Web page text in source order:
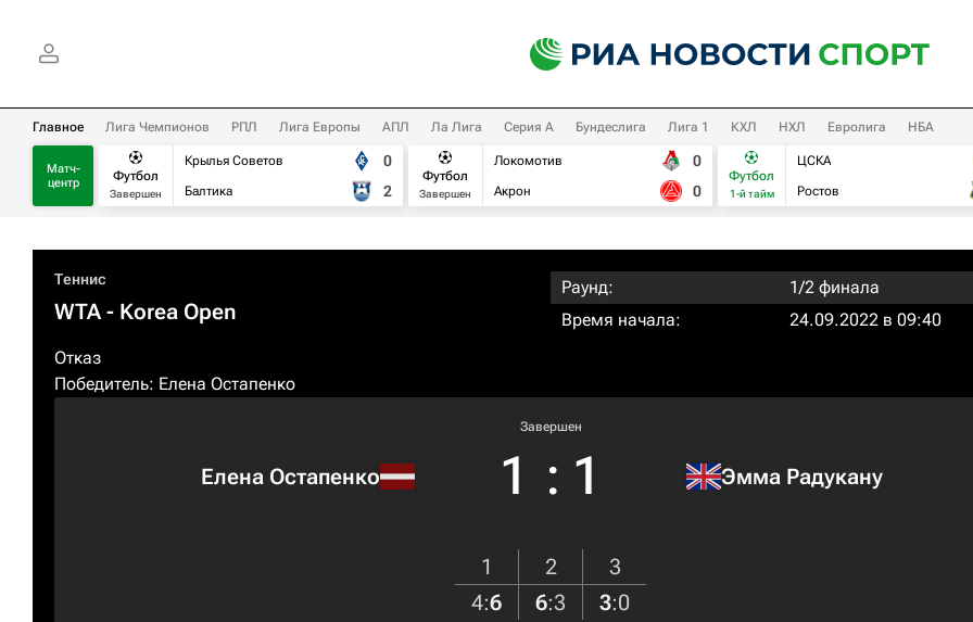
Главное Лига Чемпионов РПЛ Лига Европы АПЛ Ла Лига Серия А Бундеслига Лига 1 КХЛ НХЛ Евролига НБА
Матч-
центр
Футбол
Завершен
Крылья Советов
Балтика
0
2
Футбол
Завершен
Локомотив
Акрон
0
0
Футбол
1-й тайм
ЦСКА
Ростов
Теннис
WTA- Korea Open
Отказ
Победитель: Елена Остапенко
Раунд:
1/2 финала
Время начала:
24.09.2022 в 09:40
Елена Остапенко
Завершен
1 : 1 Эмма Радукану
1 2
3
4:6 6:3 3:0